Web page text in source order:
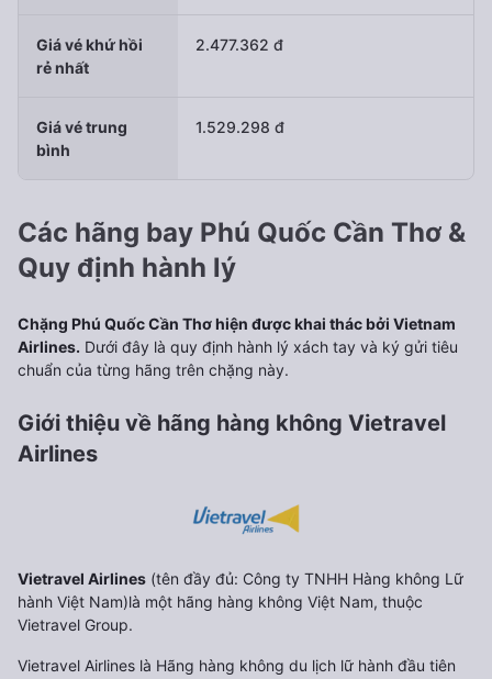
Giá vé khứ hồi
rẻ nhất
2.477.362 đ
Giá vé trung
bình
1.529.298 đ
Các hãng bay Phú Quốc Cần Thơ &
Quy định hành lý
Chặng Phú Quốc Cần Thơ hiện được khai thác bởi Vietnam
Airlines. Dưới đây là quy định hành lý xách tay và ký gửi tiêu
chuẩn của từng hãng trên chặng này.
Giới thiệu về hãng hàng không Vietravel
Airlines
Vietravel Airlines (tên đầy đủ: Công ty TNHH Hàng không Lữ
hành Việt Nam)là một hãng hàng không Việt Nam, thuộc
Vietravel Group.
Vietravel Airlines là Hãng hàng không du lịch lữ hành đầu tiên